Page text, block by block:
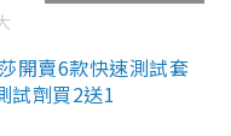
開賣6款快速測試套
試劑買2送1